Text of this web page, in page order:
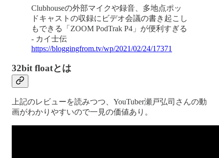
Clubhouseの外部マイクや録音、多地点ポッ
ドキャストの収録にビデオ会議の書き起こし
もできる「ZOOM PodTrak P4」が便利すぎる
- カイ士伝
https://bloggingfrom.tv/wp/2021/02/24/17371
32bit floatとは
上記のレビューを読みつつ、YouTuber瀬戸弘司さんの動
画がわかりやすいので一見の価値あり。